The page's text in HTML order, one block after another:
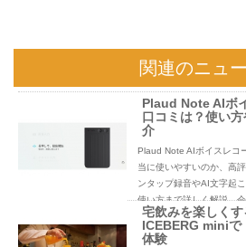
関連のニュ
Plaud Note AIボ
口コミは？使い
介
Plaud Note AIボイスレコ
当に使いやすいのか、高
ンタップ録音やAI文字起
使い方まで詳しく解説。
方必見です。
宅飲みを楽しくす
ICEBERG miniで
体験